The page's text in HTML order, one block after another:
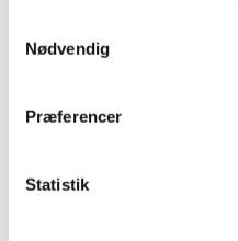
Nødvendig
Præferencer
Statistik